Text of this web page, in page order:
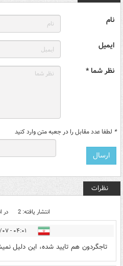
نام
ایمیل
نظر شما *
* لطفا عدد مقابل را در جعبه متن وارد کنید
نظرات
انتشار یافته: 2 در
۰۴:۰۱ - ۱۴۰۲/۱۲/۰۷
تاجگردون هم تایید شده، این دلیل